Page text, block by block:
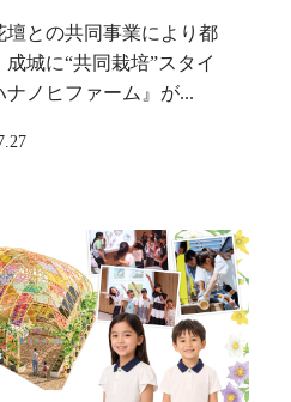
との共同事業により都
城に“共同栽培”スタイ
ノヒファーム』が...